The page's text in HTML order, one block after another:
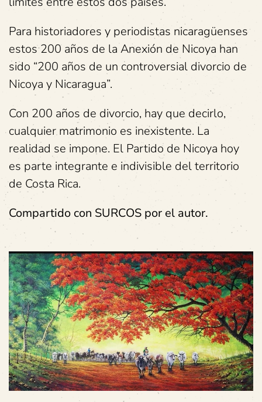
Para historiadores y periodistas nicaragüenses
estos 200 años de la Anexión de Nicoya han
sido “200 años de un controversial divorcio de
Nicoya y Nicaragua”.
Con 200 años de divorcio, hay que decirlo,
cualquier matrimonio es inexistente. La
realidad se impone. El Partido de Nicoya hoy
es parte integrante e indivisible del territorio
de Costa Rica.
Compartido con SURCOS por el autor.